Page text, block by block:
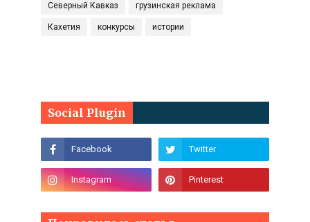
Северный Кавказ грузинская реклама
Кахетия конкурсы истории
Social Plugin